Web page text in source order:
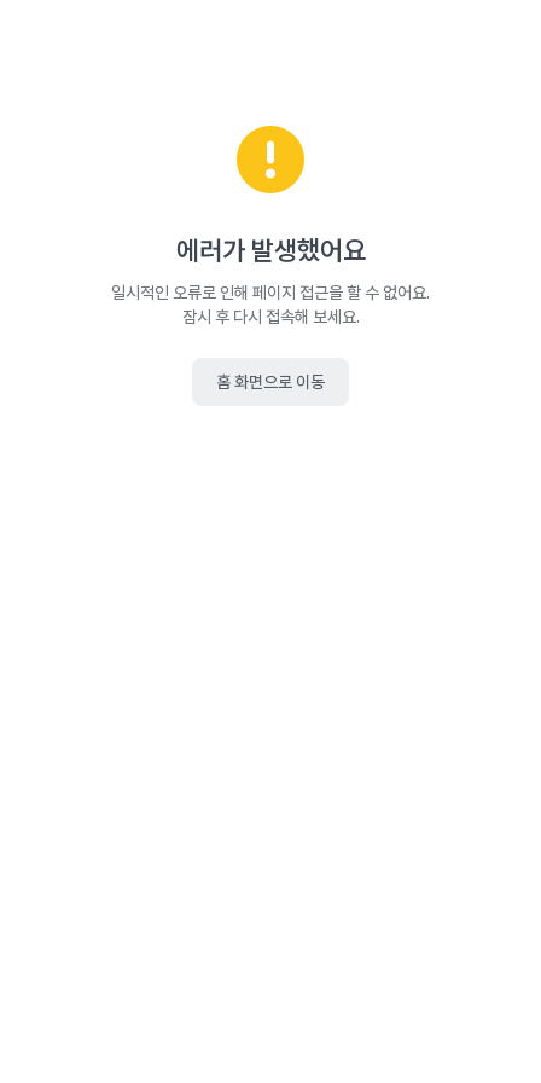
에러가 발생했어요
일시적인 오류로 인해 페이지 접근을 할 수 없어요.
잠시 후 다시 접속해 보세요.
홈 화면으로 이동